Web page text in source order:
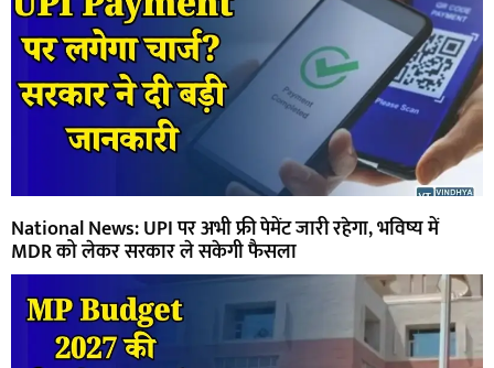
National News: UPI पर अभी फ्री पेमेंट जारी रहेगा, भविष्य में
MDR को लेकर सरकार ले सकेगी फैसला